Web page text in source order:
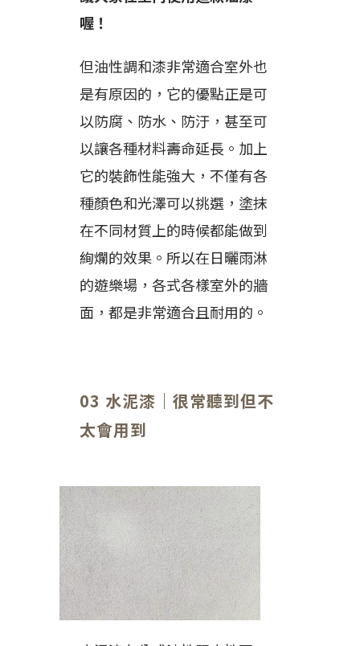
喔！
但油性調和漆非常適合室外也
是有原因的，它的優點正是可
以防腐、防水、防汙，甚至可
以讓各種材料壽命延長。加上
它的裝飾性能強大，不僅有各
種顏色和光澤可以挑選，塗抹
在不同材質上的時候都能做到
絢爛的效果。所以在日曬雨淋
的遊樂場，各式各樣室外的牆
面，都是非常適合且耐用的。
03 水泥漆｜很常聽到但不
太會用到